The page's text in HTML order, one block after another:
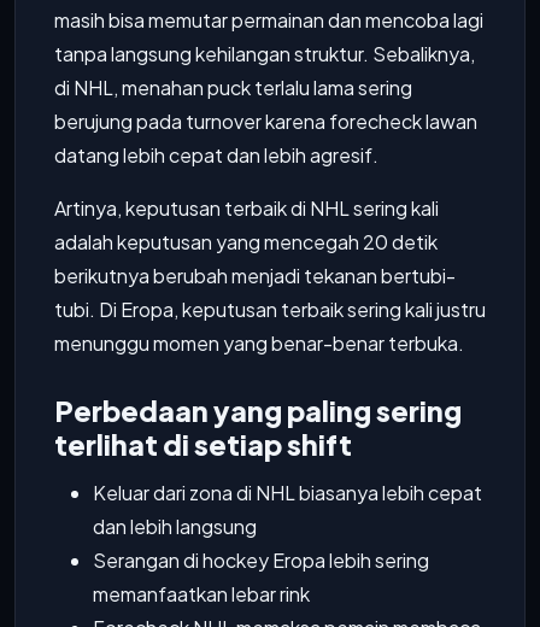
masih bisa memutar permainan dan mencoba lagi
tanpa langsung kehilangan struktur. Sebaliknya,
di NHL, menahan puck terlalu lama sering
berujung pada turnover karena forecheck lawan
datang lebih cepat dan lebih agresif.
Artinya, keputusan terbaik di NHL sering kali
adalah keputusan yang mencegah 20 detik
berikutnya berubah menjadi tekanan bertubi-
tubi. Di Eropa, keputusan terbaik sering kali justru
menunggu momen yang benar-benar terbuka.
Perbedaan yang paling sering
terlihat di setiap shift
Keluar dari zona di NHL biasanya lebih cepat
dan lebih langsung
Serangan di hockey Eropa lebih sering
memanfaatkan lebar rink